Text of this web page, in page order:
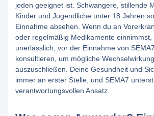
jeden geeignet ist. Schwangere, stillende
Kinder und Jugendliche unter 18 Jahren
Einnahme absehen. Wenn du an
oder regelmäßig Medikamente einnimmst,
unerlässlich, vor der Einnahme von
konsultieren, um mögliche
auszuschließen. Deine Gesundheit und
immer an erster Stelle, und SEMA7
verantwortungsvollen Ansatz.